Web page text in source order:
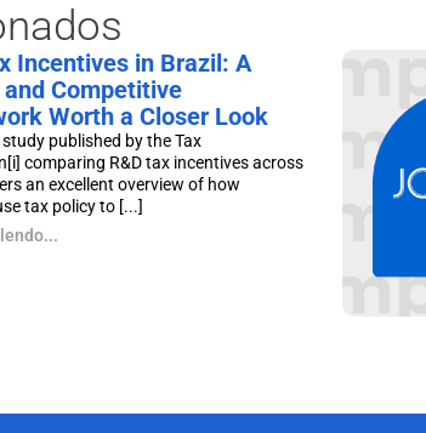
Incentives in Brazil: A
Competitive
Worth a Closer Look
published by the Tax
comparing R&D tax incentives across
an excellent overview of how
tax policy to [...]